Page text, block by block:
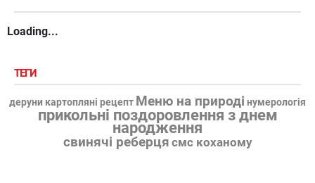
Loading...
ТЕГИ
деруни картопляні рецепт Меню на природі нумерологія
прикольні поздоровлення з днем
народження
свинячі реберця смс коханому